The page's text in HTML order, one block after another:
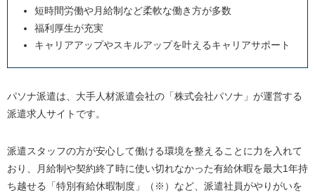
短時間労働や月給制など柔軟な働き方が多数
福利厚生が充実
キャリアアップやスキルアップを叶えるキャリアサポート
パソナ派遣は、大手人材派遣会社の「株式会社パソナ」が運営する
派遣求人サイトです。
派遣スタッフの方が安心して働ける環境を整えることに力を入れて
おり、月給制や契約終了時に使い切れなかった有給休暇を最大1年持
ち越せる「特別有給休暇制度」（※）など、派遣社員がやりがいを